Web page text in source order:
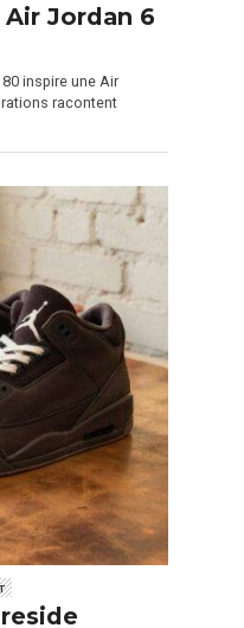
Jordan 6
inspire une Air
racontent